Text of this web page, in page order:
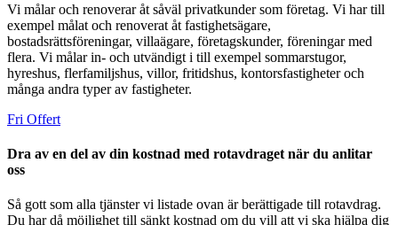
Vi målar och renoverar åt såväl privatkunder som företag. Vi har till
exempel målat och renoverat åt fastighetsägare,
bostadsrättsföreningar, villaägare, företagskunder, föreningar med
flera. Vi målar in- och utvändigt i till exempel sommarstugor,
hyreshus, flerfamiljshus, villor, fritidshus, kontorsfastigheter och
många andra typer av fastigheter.
Fri Offert
Dra av en del av din kostnad med rotavdraget när du anlitar
oss
Så gott som alla tjänster vi listade ovan är berättigade till rotavdrag.
Du har då möjlighet till sänkt kostnad om du vill att vi ska hjälpa dig